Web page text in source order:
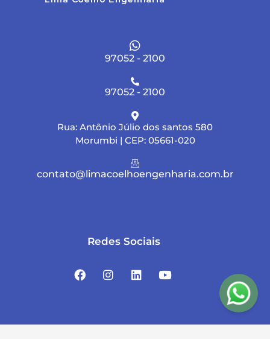
97052 - 2100
97052 - 2100
Rua: Antônio Júlio dos santos 580
Morumbi | CEP: 05661-020
contato@limacoelhoengenharia.com.br
Redes Sociais
a
o
n
g
i
d
o
b